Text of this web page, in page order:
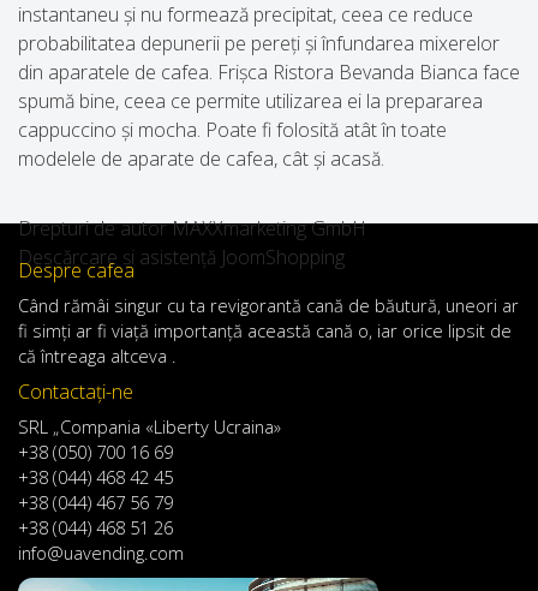
instantaneu și nu formează precipitat, ceea ce reduce
probabilitatea depunerii pe pereți și înfundarea mixerelor
din aparatele de cafea. Frișca Ristora Bevanda Bianca face
spumă bine, ceea ce permite utilizarea ei la prepararea
cappuccino și mocha. Poate fi folosită atât în ​​toate
modelele de aparate de cafea, cât și acasă.
Drepturi de autor MAXXmarketing GmbH
Descărcare și asistență JoomShopping
Despre cafea
Când rămâi singur cu ta revigorantă cană de băutură, uneori ar
fi simți ar fi viață importanță această cană o, iar orice lipsit de
că întreaga altceva .
Contactaţi-ne
SRL „Compania «Liberty Ucraina»
+38 (050) 700 16 69
+38 (044) 468 42 45
+38 (044) 467 56 79
+38 (044) 468 51 26
info@uavending.com